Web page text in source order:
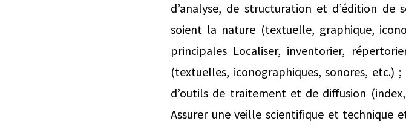
d’analyse, de structuration et d’édition de
soient la nature (textuelle, graphique,
principales Localiser, inventorier,
(textuelles, iconographiques, sonores,
d’outils de traitement et de diffusion
Assurer une veille scientifique et technique